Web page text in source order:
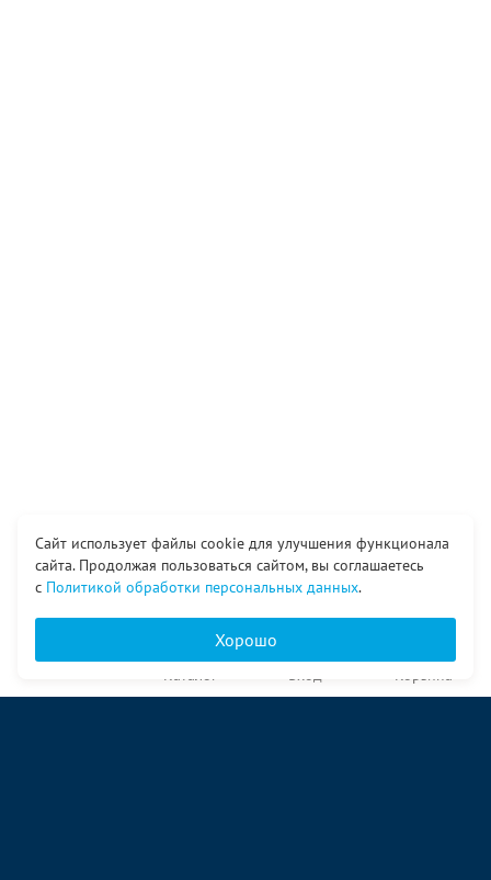
Сайт использует файлы cookie для улучшения функционала
сайта. Продолжая пользоваться сайтом, вы соглашаетесь
с Политикой обработки персональных данных.
Хорошо